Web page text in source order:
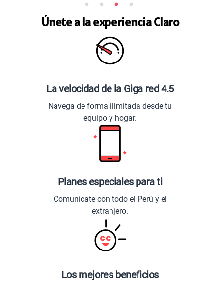
Únete a la experiencia Claro
La velocidad de la Giga red 4.5
Navega de forma ilimitada desde tu
equipo y hogar.
Planes especiales para ti
Comunícate con todo el Perú y el
extranjero.
Los mejores beneficios